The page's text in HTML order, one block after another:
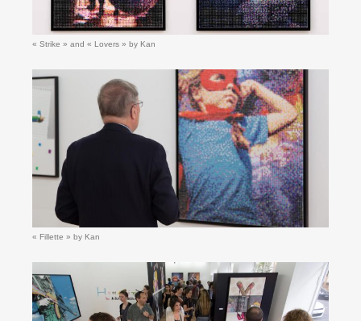
« Strike » and « Lovers » by Kan
« Fillette » by Kan